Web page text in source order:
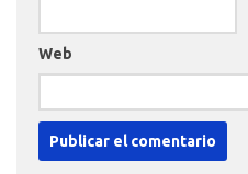
Web